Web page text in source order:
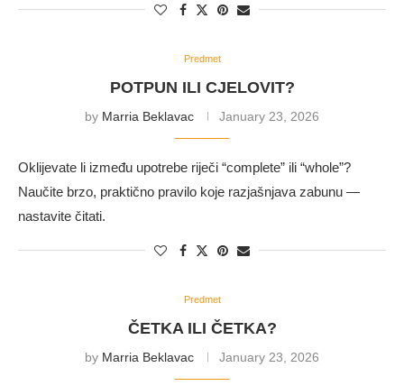
Predmet
POTPUN ILI CJELOVIT?
by Marria Beklavac January 23, 2026
Oklijevate li između upotrebe riječi “complete” ili “whole”?
Naučite brzo, praktično pravilo koje razjašnjava zabunu —
nastavite čitati.
Predmet
ČETKA ILI ČETKA?
by Marria Beklavac January 23, 2026